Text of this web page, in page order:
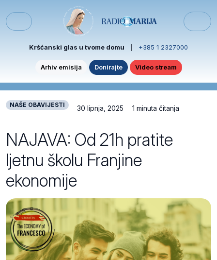
Menu
Kršćanski glas u tvome domu +385 1 2327000
Arhiv emisija Donirajte Video stream
NAŠE OBAVIJESTI 30 lipnja, 2025 1 minuta čitanja
NAJAVA: Od 21h pratite
ljetnu školu Franjine
ekonomije